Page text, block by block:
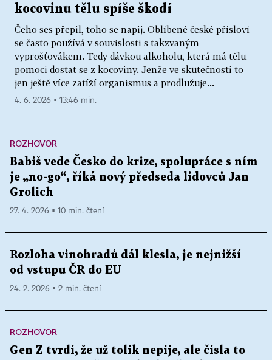
kocovinu tělu spíše škodí
Čeho ses přepil, toho se napij. Oblíbené české přísloví
se často používá v souvislosti s takzvaným
vyprošťovákem. Tedy dávkou alkoholu, která má tělu
pomoci dostat se z kocoviny. Jenže ve skutečnosti to
jen ještě více zatíží organismus a prodlužuje...
4. 6. 2026 ▪ 13:46 min.
ROZHOVOR
Babiš vede Česko do krize, spolupráce s ním
je „no-go“, říká nový předseda lidovců Jan
Grolich
27. 4. 2026 ▪ 10 min. čtení
Rozloha vinohradů dál klesla, je nejnižší
od vstupu ČR do EU
24. 2. 2026 ▪ 2 min. čtení
ROZHOVOR
Gen Z tvrdí, že už tolik nepije, ale čísla to